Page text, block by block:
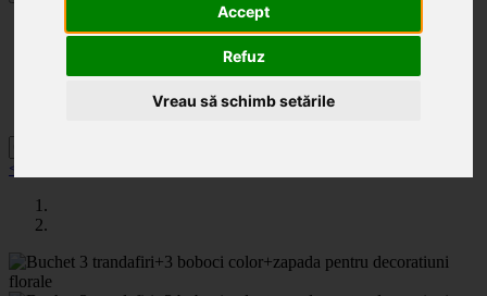
Accept
Refuz
Vreau să schimb setările
Acasă
< înapoi la Flori artificiale